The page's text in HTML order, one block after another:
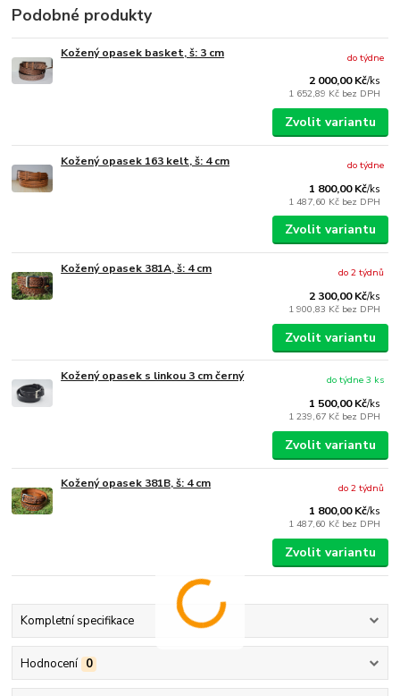
Podobné produkty
Kožený opasek basket, š: 3 cm
2 000,00 Kč/ks
1 652,89 Kč bez DPH
do týdne
Zvolit variantu
Kožený opasek 163 kelt, š: 4 cm
1 800,00 Kč/ks
1 487,60 Kč bez DPH
do týdne
Zvolit variantu
Kožený opasek 381A, š: 4 cm
2 300,00 Kč/ks
1 900,83 Kč bez DPH
do 2 týdnů
Zvolit variantu
Kožený opasek s linkou 3 cm černý
1 500,00 Kč/ks
1 239,67 Kč bez DPH
do týdne 3 ks
Zvolit variantu
Kožený opasek 381B, š: 4 cm
1 800,00 Kč/ks
1 487,60 Kč bez DPH
do 2 týdnů
Zvolit variantu
Kompletní specifikace
Hodnocení 0